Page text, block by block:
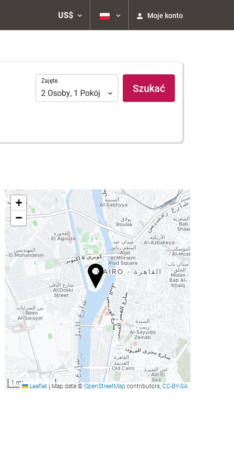
US$ Moje konto
Zajęte
Zajęte
2 Osoby, 1 Pokój Szukać
+
−
1 mi Leaflet |Map data © OpenStreetMap contributors, CC-BY-SA